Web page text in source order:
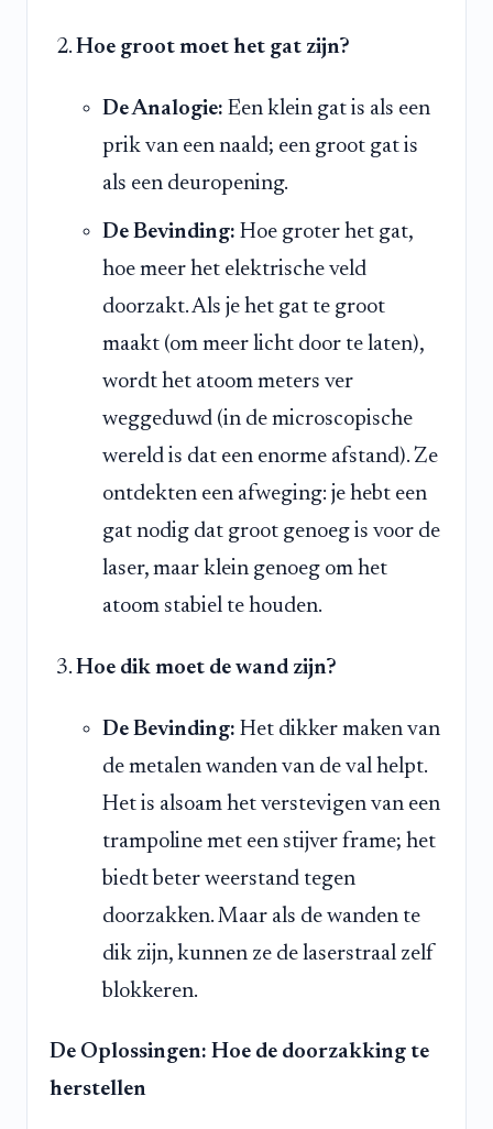
Hoe groot moet het gat zijn?
De Analogie: Een klein gat is als een
prik van een naald; een groot gat is
als een deuropening.
De Bevinding: Hoe groter het gat,
hoe meer het elektrische veld
doorzakt. Als je het gat te groot
maakt (om meer licht door te laten),
wordt het atoom meters ver
weggeduwd (in de microscopische
wereld is dat een enorme afstand). Ze
ontdekten een afweging: je hebt een
gat nodig dat groot genoeg is voor de
laser, maar klein genoeg om het
atoom stabiel te houden.
Hoe dik moet de wand zijn?
De Bevinding: Het dikker maken van
de metalen wanden van de val helpt.
Het is alsoam het verstevigen van een
trampoline met een stijver frame; het
biedt beter weerstand tegen
doorzakken. Maar als de wanden te
dik zijn, kunnen ze de laserstraal zelf
blokkeren.
De Oplossingen: Hoe de doorzakking te
herstellen